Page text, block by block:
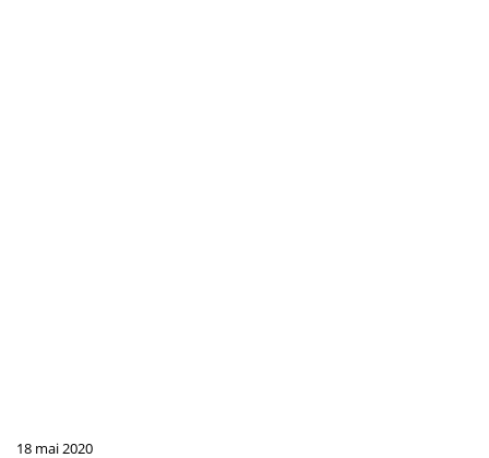
18 mai 2020